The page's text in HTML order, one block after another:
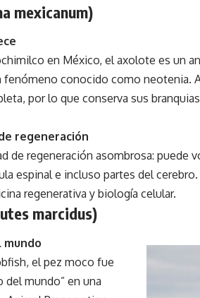
mexicanum)
en México, el axolote es un
fenómeno conocido como neotenia.
por lo que conserva sus
regeneración
de regeneración asombrosa: puede
espinal e incluso partes del
regenerativa y biología celular.
marcidus)
mundo
el pez moco fue
del mundo” en una